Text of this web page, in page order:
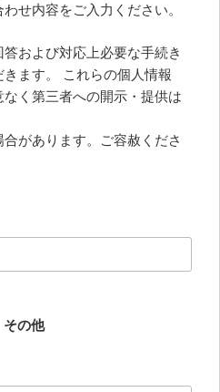
せ内容をご入力ください。
および対応上必要な手続き
ます。 これらの個人情報
く第三者への開示・提供は
があります。ご容赦くださ
その他